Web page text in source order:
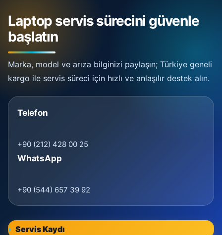
Laptop servis sürecini güvenle
başlatın
Marka, model ve arıza bilginizi paylaşın; Türkiye geneli
kargo ile servis süreci için hızlı ve anlaşılır destek alın.
Telefon
+90 (212) 428 00 25
WhatsApp
+90 (544) 657 39 92
Servis Kaydı